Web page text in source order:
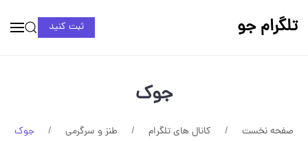
تلگرام جو ثبت کنید
جوک
صفحه نخست کانال های تلگرام طنز و سرگرمی جوک